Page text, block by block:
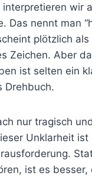
interpretieren wir
Das nennt man
plötzlich als
Zeichen. Aber
ist selten ein
Drehbuch.
nur tragisch
Unklarheit ist
ist es besser,